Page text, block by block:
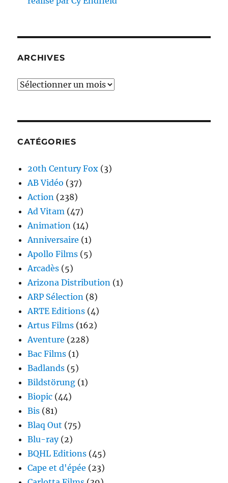
ARCHIVES
Archives
CATÉGORIES
20th Century Fox (3)
AB Vidéo (37)
Action (238)
Ad Vitam (47)
Animation (14)
Anniversaire (1)
Apollo Films (5)
Arcadès (5)
Arizona Distribution (1)
ARP Sélection (8)
ARTE Editions (4)
Artus Films (162)
Aventure (228)
Bac Films (1)
Badlands (5)
Bildstörung (1)
Biopic (44)
Bis (81)
Blaq Out (75)
Blu-ray(2)
BQHL Editions (45)
Cape et d'épée (23)